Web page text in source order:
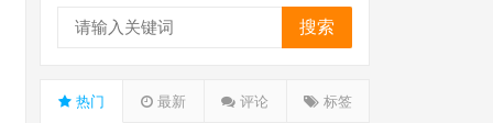
搜索
热门 最新 评论 标签